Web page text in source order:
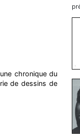
chronique du
de dessins de